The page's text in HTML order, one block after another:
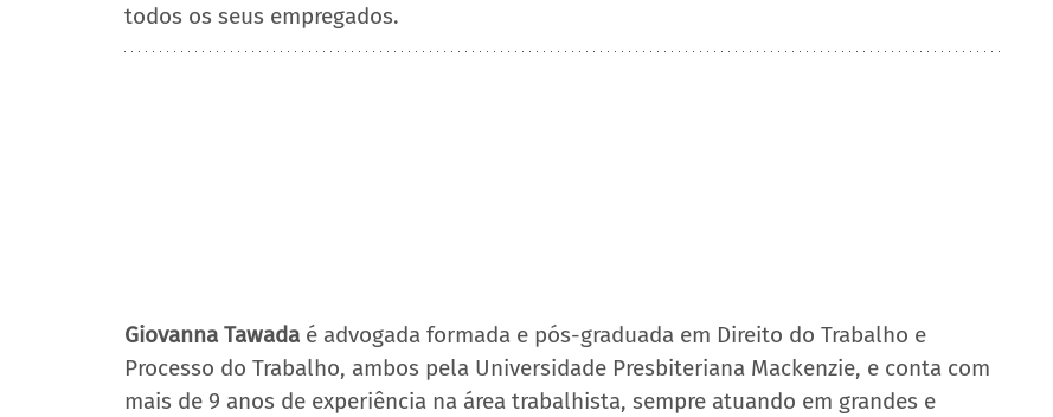
todos os seus empregados.
Giovanna Tawada é advogada formada e pós-graduada em Direito do Trabalho e
Processo do Trabalho, ambos pela Universidade Presbiteriana Mackenzie, e conta com
mais de 9 anos de experiência na área trabalhista, sempre atuando em grandes e